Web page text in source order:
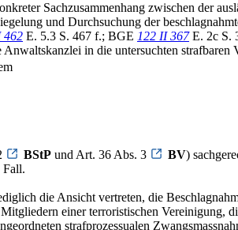
Sachzusammenhang zwischen der
und Durchsuchung der
462 E. 5.3 S. 467 f.; BGE 122 II 367E. 2c S.
in die untersuchten strafbaren
BStP und Art. 36 Abs. 3 BV)
Fall.
die Ansicht vertreten, die
einer terroristischen Vereinigung,
strafprozessualen